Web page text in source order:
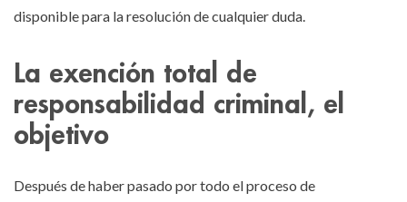
disponible para la resolución de cualquier duda.
La exención total de
responsabilidad criminal, el
objetivo
Después de haber pasado por todo el proceso de